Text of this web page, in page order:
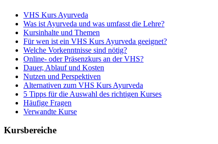
VHS Kurs Ayurveda
Was ist Ayurveda und was umfasst die Lehre?
Kursinhalte und Themen
Für wen ist ein VHS Kurs Ayurveda geeignet?
Welche Vorkenntnisse sind nötig?
Online- oder Präsenzkurs an der VHS?
Dauer, Ablauf und Kosten
Nutzen und Perspektiven
Alternativen zum VHS Kurs Ayurveda
5 Tipps für die Auswahl des richtigen Kurses
Häufige Fragen
Verwandte Kurse
Kursbereiche